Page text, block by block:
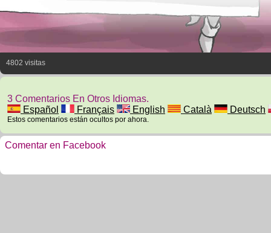
4802 visitas
3 Comentarios En Otros Idiomas.
Español
Français English Català Deutsch
Estos comentarios están ocultos por ahora.
Comentar en Facebook